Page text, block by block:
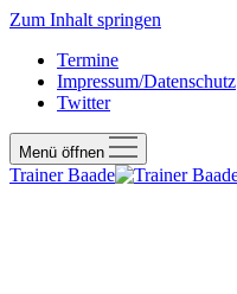
Zum Inhalt springen
Termine
Impressum/Datenschutz
Twitter
Menü öffnen
Trainer Baade